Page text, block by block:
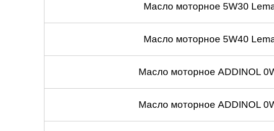
Масло моторное 5W30
Масло моторное 5W40
Масло моторное ADDINOL
Масло моторное ADDINOL